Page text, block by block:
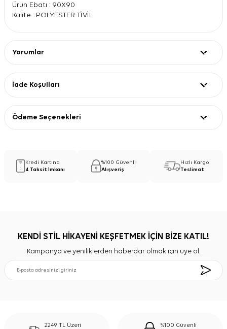
Ürün Ebatı : 90X90
Kalite : POLYESTER TİVİL
Yorumlar
İade Koşulları
Ödeme Seçenekleri
Kredi Kartına
4 Taksit İmkanı
%100 Güvenli
Alışveriş
Hızlı Kargo
Teslimat
KENDİ STİL HİKAYENİ KEŞFETMEK İÇİN BİZE KATIL!
Kampanya ve yeniliklerden haberdar olmak için üye ol.
2249 TL Üzeri
%100 Güvenli